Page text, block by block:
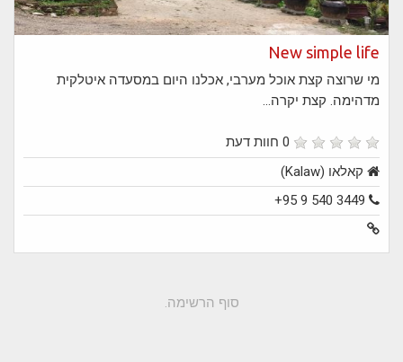
New simple life
מי שרוצה קצת אוכל מערבי, אכלנו היום במסעדה איטלקית
מדהימה. קצת יקרה...
קאלאו (Kalaw)
+95 9 540 3449